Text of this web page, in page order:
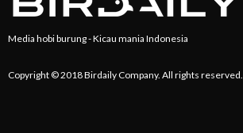
Media hobi burung - Kicau mania Indonesia
Copyright © 2018 Birdaily Company. All rights reserved.